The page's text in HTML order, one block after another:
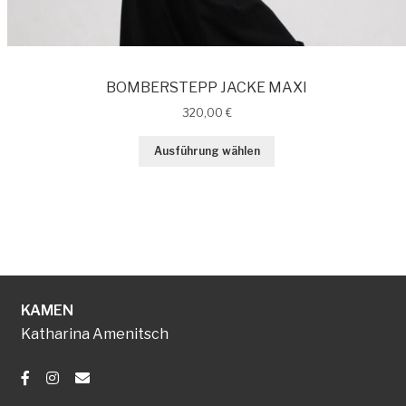
BOMBERSTEPP JACKE MAXI
320,00 €
Ausführung wählen
KAMEN
Katharina Amenitsch